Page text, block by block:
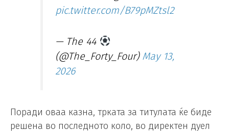
pic.twitter.com/B79pMZtsl2
— The 44
(@The_Forty_Four) May 13,
2026
Поради оваа казна, трката за титулата ќе биде
решена во последното коло, во директен дуел